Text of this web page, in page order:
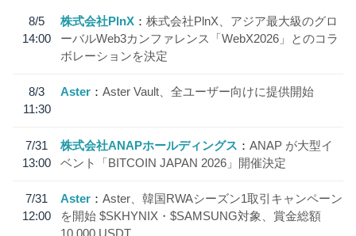
8/5
14:00
株式会社PlnX
株式会社PlnX、アジア最大級のグロ
ーバルWeb3カンファレンス「WebX2026」とのコラ
ボレーションを決定
8/3
11:30
Aster Aster Vault、全ユーザー向けに提供開始
7/31
13:00
株式会社ANAPホールディングス
ANAP が大型イ
ベント「BITCOIN JAPAN 2026」開催決定
7/31
12:00
Aster
Aster、韓国RWAシーズン1取引キャンペーン
を開始 $SKHYNIX・$SAMSUNG対象、賞金総額